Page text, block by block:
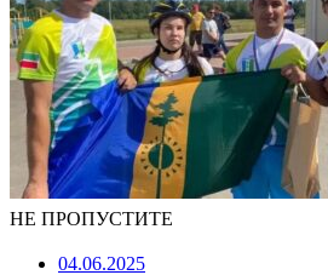
НЕ ПРОПУСТИТЕ
04.06.2025